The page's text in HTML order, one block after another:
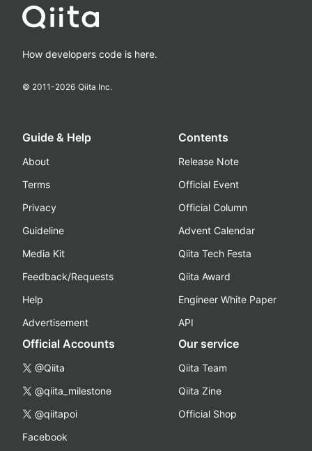
How developers code is here.
© 2011-2026 Qiita Inc.
Guide & Help
About
Terms
Privacy
Guideline
Media Kit
Feedback/Requests
Help
Advertisement
Contents
Release Note
Official Event
Official Column
Advent Calendar
Qiita Tech Festa
Qiita Award
Engineer White Paper
API
Official Accounts
@Qiita
@qiita_milestone
@qiitapoi
Facebook
Our service
Qiita Team
Qiita Zine
Official Shop